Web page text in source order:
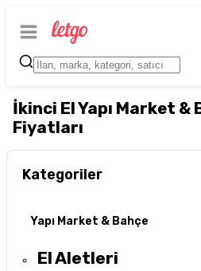
İkinci El Yapı Market &
Fiyatları
Kategoriler
Yapı Market & Bahçe
El Aletleri